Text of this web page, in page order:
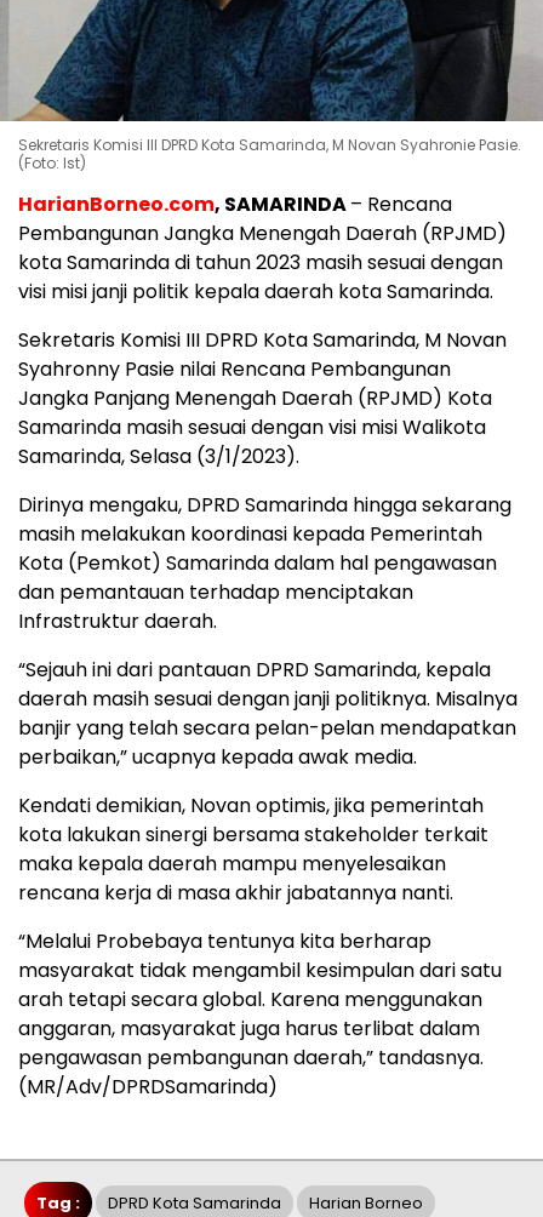
Sekretaris Komisi III DPRD Kota Samarinda, M Novan Syahronie Pasie.
(Foto: Ist)
HarianBorneo.com, SAMARINDA– Rencana
Pembangunan Jangka Menengah Daerah (RPJMD)
kota Samarinda di tahun 2023 masih sesuai dengan
visi misi janji politik kepala daerah kota Samarinda.
Sekretaris Komisi III DPRD Kota Samarinda, M Novan
Syahronny Pasie nilai Rencana Pembangunan
Jangka Panjang Menengah Daerah (RPJMD) Kota
Samarinda masih sesuai dengan visi misi Walikota
Samarinda, Selasa (3/1/2023).
Dirinya mengaku, DPRD Samarinda hingga sekarang
masih melakukan koordinasi kepada Pemerintah
Kota (Pemkot) Samarinda dalam hal pengawasan
dan pemantauan terhadap menciptakan
Infrastruktur daerah.
“Sejauh ini dari pantauan DPRD Samarinda, kepala
daerah masih sesuai dengan janji politiknya. Misalnya
banjir yang telah secara pelan-pelan mendapatkan
perbaikan,” ucapnya kepada awak media.
Kendati demikian, Novan optimis, jika pemerintah
kota lakukan sinergi bersama stakeholder terkait
maka kepala daerah mampu menyelesaikan
rencana kerja di masa akhir jabatannya nanti.
“Melalui Probebaya tentunya kita berharap
masyarakat tidak mengambil kesimpulan dari satu
arah tetapi secara global. Karena menggunakan
anggaran, masyarakat juga harus terlibat dalam
pengawasan pembangunan daerah,” tandasnya.
(MR/Adv/DPRDSamarinda)
Tag : DPRD Kota Samarinda Harian Borneo